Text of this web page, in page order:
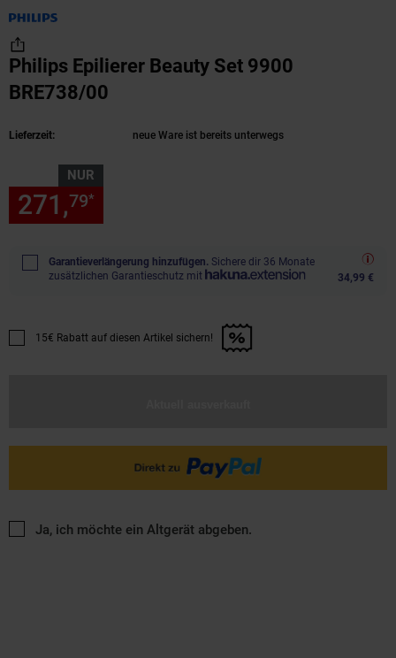
Philips Epilierer Beauty Set 9900
BRE738/00
Lieferzeit: neue Ware ist bereits unterwegs
NUR
271,79*
Garantieverlängerung hinzufügen. Sichere dir 36 Monate
zusätzlichen Garantieschutz mit
34,99 €
Promotion "15€ Rabatt auf diesen Artikel sichern!" anwenden
15€ Rabatt auf diesen Artikel sichern!
Ja, ich möchte ein Altgerät abgeben.